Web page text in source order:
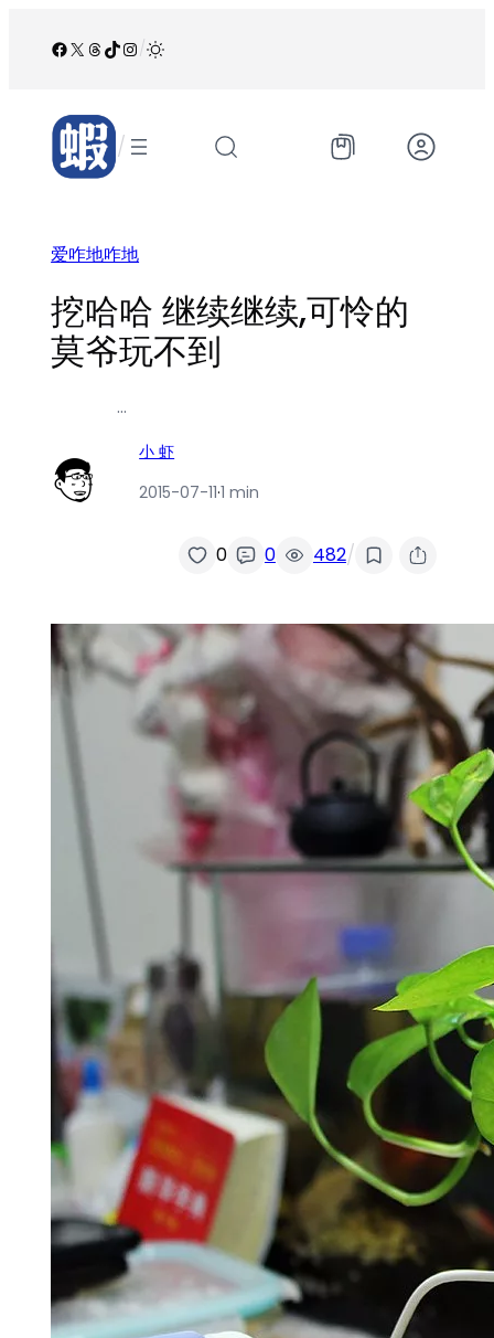
Facebook
X Threads
TikTok
Instagram
/
/
爱咋地咋地
挖哈哈 继续继续,可怜的
莫爷玩不到
…
小 虾
2015-07-11·1 min
0 0 482/